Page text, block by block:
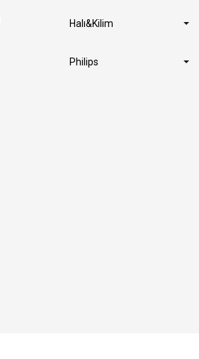
Halı&Kilim
Philips